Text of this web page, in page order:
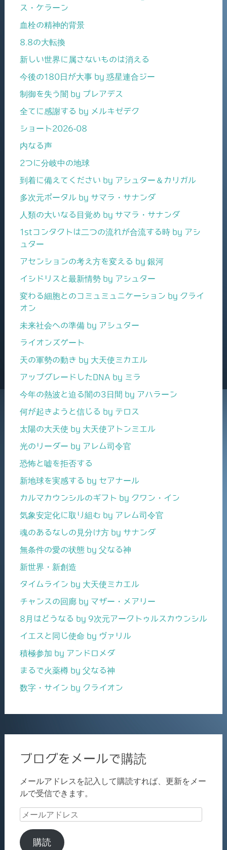
ス・ケラーン
血栓の精神的背景
8.8の大転換
新しい世界に属さないものは消える
今後の180日が大事 by 惑星連合ジー
制御を失う闇 by プレアデス
全てに感謝する by メルキゼデク
ショート2026-08
内なる声
2つに分岐中の地球
到着に備えてください by アシュター＆カリガル
多次元ポータル by サマラ・サナンダ
人類の大いなる目覚め by サマラ・サナンダ
1stコンタクトは二つの流れが合流する時 by アシ
ュター
アセンションの考え方を変える by 銀河
イシドリスと最新情勢 by アシュター
変わる細胞とのコミュミュニケーション by クライ
オン
未来社会への準備 by アシュター
ライオンズゲート
天の軍勢の動き by 大天使ミカエル
アップグレードしたDNA by ミラ
今年の熱波と迫る闇の3日間 by アハラーン
何が起きようと信じる by テロス
太陽の大天使 by 大天使アトンミエル
光のリーダー by アレム司令官
恐怖と嘘を拒否する
新地球を実感する by セアナール
カルマカウンシルのギフト by クワン・イン
気象安定化に取り組む by アレム司令官
魂のあるなしの見分け方 by サナンダ
無条件の愛の状態 by 父なる神
新世界・新創造
タイムライン by 大天使ミカエル
チャンスの回廊 by マザー・メアリー
8月はどうなる by 9次元アークトゥルスカウンシル
イエスと同じ使命 by ヴァリル
積極参加 by アンドロメダ
まるで火薬樽 by 父なる神
数字・サイン by クライオン
ブログをメールで購読
メールアドレスを記入して購読すれば、更新をメー
ルで受信できます。
メ
ル
購読